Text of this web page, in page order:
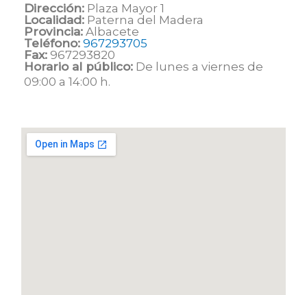
Dirección: Plaza Mayor 1
Localidad: Paterna del Madera
Provincia: Albacete
Teléfono: 967293705
Fax: 967293820
Horario al público: De lunes a viernes de
09:00 a 14:00 h.